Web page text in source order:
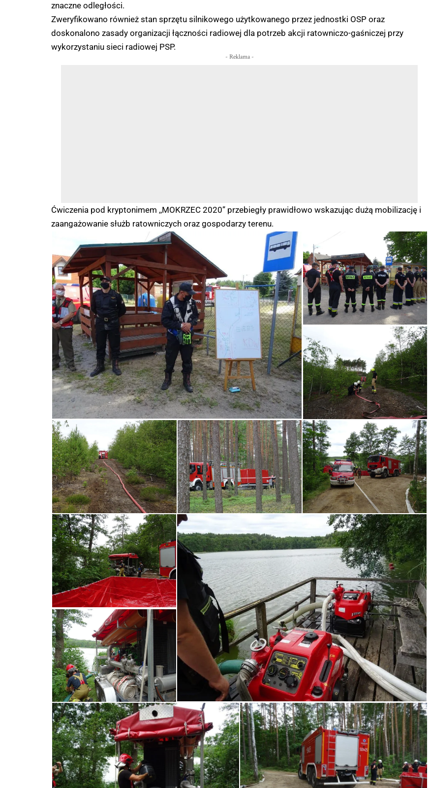
znaczne odległości.
Zweryfikowano również stan sprzętu silnikowego użytkowanego przez jednostki OSP oraz
doskonalono zasady organizacji łączności radiowej dla potrzeb akcji ratowniczo-gaśniczej przy
wykorzystaniu sieci radiowej PSP.
- Reklama -
Ćwiczenia pod kryptonimem ,,MOKRZEC 2020” przebiegły prawidłowo wskazując dużą mobilizację i
zaangażowanie służb ratowniczych oraz gospodarzy terenu.